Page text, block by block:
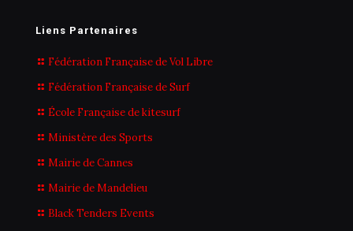
Liens Partenaires
Fédération Française de Vol Libre
Fédération Française de Surf
École Française de kitesurf
Ministère des Sports
Mairie de Cannes
Mairie de Mandelieu
Black Tenders Events